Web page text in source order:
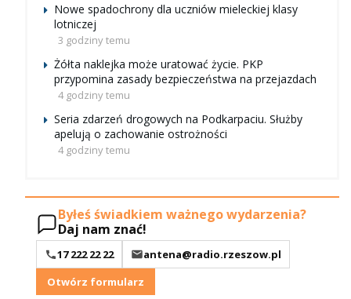
Nowe spadochrony dla uczniów mieleckiej klasy
lotniczej
3 godziny temu
Żółta naklejka może uratować życie. PKP
przypomina zasady bezpieczeństwa na przejazdach
4 godziny temu
Seria zdarzeń drogowych na Podkarpaciu. Służby
apelują o zachowanie ostrożności
4 godziny temu
Byłeś świadkiem ważnego wydarzenia?
Daj nam znać!
17 222 22 22
antena@radio.rzeszow.pl
Otwórz formularz